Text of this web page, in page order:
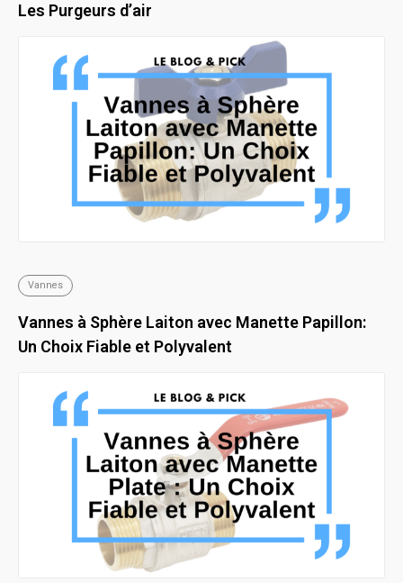
Les Purgeurs d’air
Vannes
Vannes à Sphère Laiton avec Manette Papillon:
Un Choix Fiable et Polyvalent